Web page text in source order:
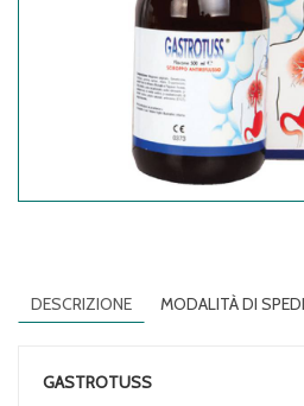
DESCRIZIONE MODALITÀ DI
GASTROTUSS